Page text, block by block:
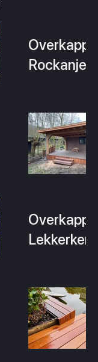
Rockanje
Lekkerkerk